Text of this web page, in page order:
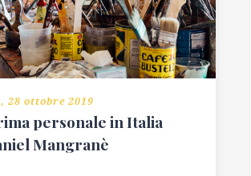
28 ottobre 2019
personale in Italia
Mangranè